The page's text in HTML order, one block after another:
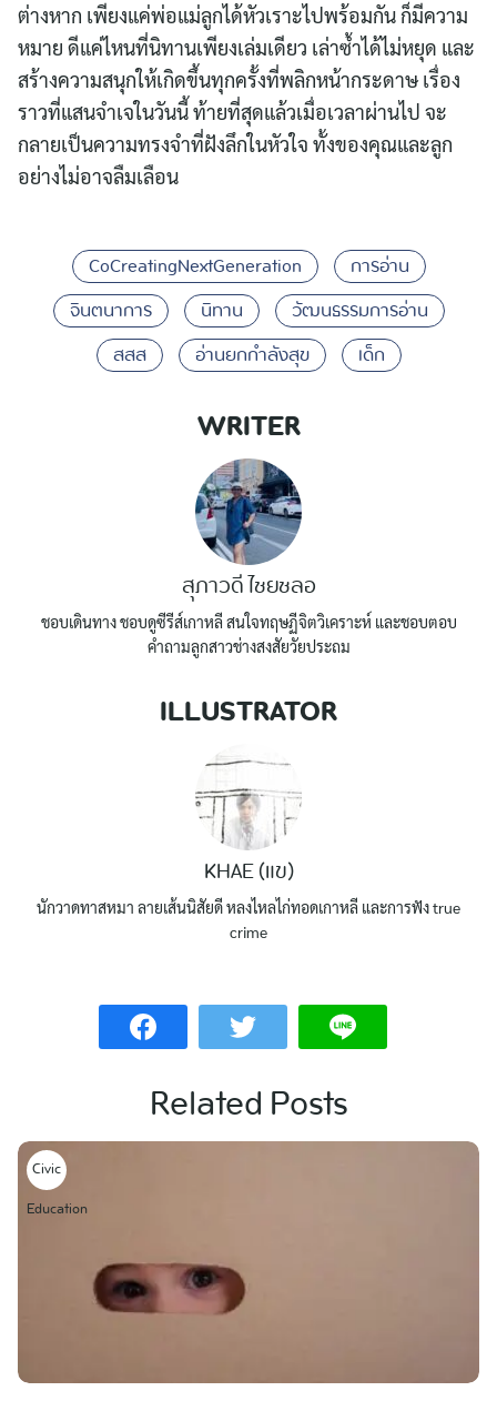
ต่างหาก เพียงแค่พ่อแม่ลูกได้หัวเราะไปพร้อมกัน ก็มีความ
หมาย ดีแค่ไหนที่นิทานเพียงเล่มเดียว เล่าซ้ำได้ไม่หยุด และ
สร้างความสนุกให้เกิดขึ้นทุกครั้งที่พลิกหน้ากระดาษ เรื่อง
ราวที่แสนจำเจในวันนี้ ท้ายที่สุดแล้วเมื่อเวลาผ่านไป จะ
กลายเป็นความทรงจำที่ฝังลึกในหัวใจ ทั้งของคุณและลูก
อย่างไม่อาจลืมเลือน
CoCreatingNextGeneration
การอ่าน
จินตนาการ
นิทาน
วัฒนธรรมการอ่าน
สสส
อ่านยกกำลังสุข เด็ก
WRITER
สุภาวดี ไชยชลอ
ชอบเดินทาง ชอบดูซีรีส์เกาหลี สนใจทฤษฏีจิตวิเคราะห์ และชอบตอบ
คำถามลูกสาวช่างสงสัยวัยประถม
ILLUSTRATOR
KHAE (แข)
นักวาดทาสหมา ลายเส้นนิสัยดี หลงไหลไก่ทอดเกาหลี และการฟัง true
crime
Related Posts
Civic
Education